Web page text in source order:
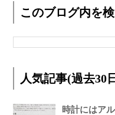
このブログ内を
人気記事(過去30
時計にはア